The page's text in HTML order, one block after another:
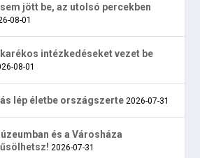
jött be, az utolsó percekben
08-01
intézkedéseket vezet be
08-01
lép életbe országszerte 2026-07-31
és a Városháza
2026-07-31